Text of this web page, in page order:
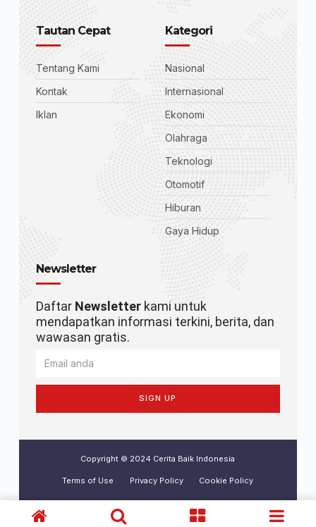
Tautan Cepat
Tentang Kami
Kontak
Iklan
Kategori
Nasional
Internasional
Ekonomi
Olahraga
Teknologi
Otomotif
Hiburan
Gaya Hidup
Newsletter
Daftar Newsletterkami untuk
mendapatkan informasi terkini, berita, dan
wawasan gratis.
SIGN UP
Copyright © 2024 Cerita Baik Indonesia
Terms of Use Privacy Policy Cookie Policy